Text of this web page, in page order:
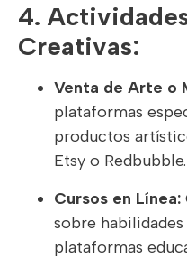
4.
Creativas:
Venta de Arte o
plataformas
productos
Etsy o Redbubble.
Cursos en Línea:
sobre
plataformas